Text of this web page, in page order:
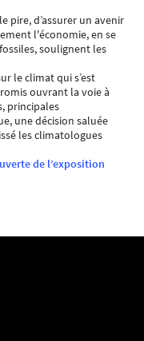
pire, d’assurer un avenir
l'économie, en se
soulignent les
le climat qui s’est
ouvrant la voie à
principales
une décision saluée
les climatologues
de l’exposition